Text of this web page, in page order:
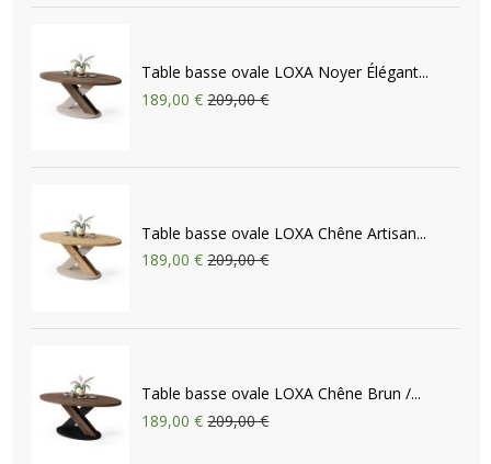
Table basse ovale LOXA Noyer Élégant...
189,00 € 209,00 €
Table basse ovale LOXA Chêne Artisan...
189,00 € 209,00 €
Table basse ovale LOXA Chêne Brun /...
189,00 € 209,00 €